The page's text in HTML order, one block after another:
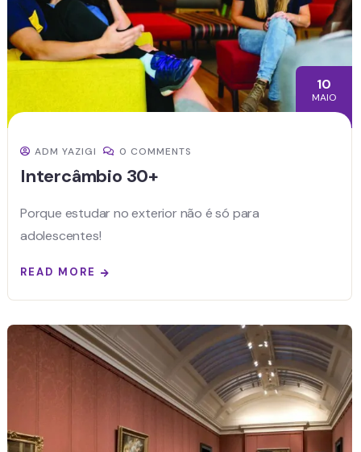
10
MAIO
ADM YAZIGI 0 COMMENTS
Intercâmbio 30+
Porque estudar no exterior não é só para
adolescentes!
READ MORE